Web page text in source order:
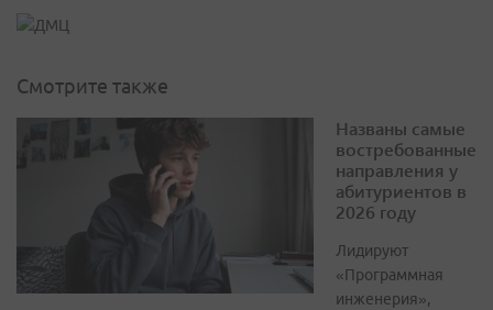
Смотрите также
Названы самые
востребованные
направления у
абитуриентов в
2026 году
Лидируют
«Программная
инженерия»,